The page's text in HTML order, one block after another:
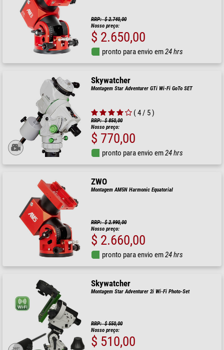
RRP: $ 2.740,00
Nosso preço:
$ 2.650,00
pronto para envio em24 hrs
Skywatcher
Montagem Star Adventurer GTi Wi-Fi GoTo SET
( 4 / 5 )
RRP: $ 850,00
Nosso preço:
$ 770,00
pronto para envio em24 hrs
ZWO
Montagem AM5N Harmonic Equatorial
RRP: $ 2.990,00
Nosso preço:
$ 2.660,00
pronto para envio em24 hrs
Skywatcher
Montagem Star Adventurer 2i Wi-Fi Photo-Set
RRP: $ 550,00
Nosso preço:
$ 510,00